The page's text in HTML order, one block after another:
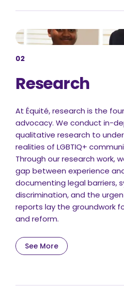
02
Research
At Équité, research is the
advocacy. We conduct in-
qualitative research to
realities of LGBTIQ+
Through our research work,
gap between experience
documenting legal barriers,
discrimination, and the
reports lay the groundwork
and reform.
See More